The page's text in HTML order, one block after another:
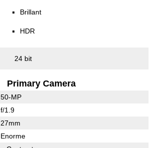
Brillant
HDR
24 bit
Primary Camera
50-MP
f/1.9
27mm
Enorme